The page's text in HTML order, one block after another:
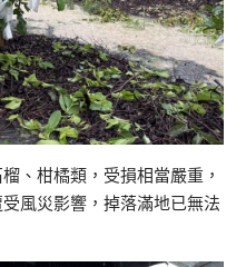
、柑橘類，受損相當嚴重，
風災影響，掉落滿地已無法